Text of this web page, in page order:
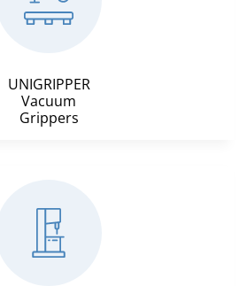
UNIGRIPPER
Vacuum
Grippers